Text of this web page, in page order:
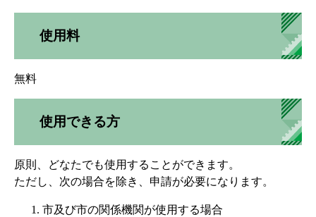
使用料
無料
使用できる方
原則、どなたでも使用することができます。
ただし、次の場合を除き、申請が必要になります。
市及び市の関係機関が使用する場合